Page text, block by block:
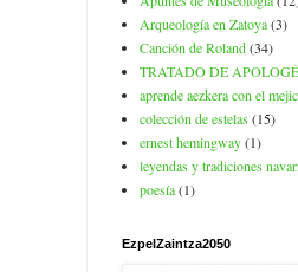
Arqueología en Zatoya(3)
Canción de Roland(34)
TRATADO DE
aprende aezkera con el
colección de estelas(15)
ernest hemingway(1)
leyendas y tradiciones
poesía(1)
EzpelZaintza2050